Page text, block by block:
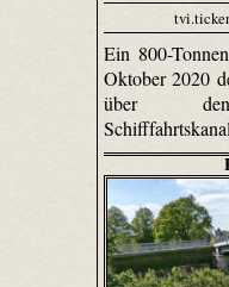
tvi.ticker
Ein 800-
Oktober 2020
über den